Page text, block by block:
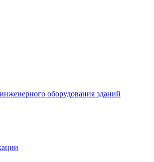
оборудования зданий